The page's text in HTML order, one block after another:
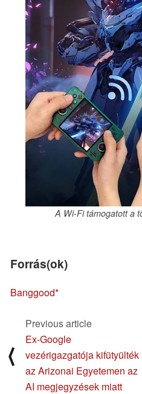
A Wi-Fi támogatott a
Forrás(ok)
Banggood
⟨
Previous article
Ex-Google
vezérigazgatója kifütyülték
az Arizonai Egyetemen az
AI megjegyzések miatt